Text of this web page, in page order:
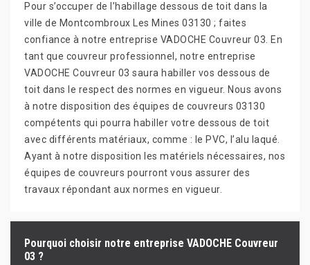
Pour s’occuper de l’habillage dessous de toit dans la
ville de Montcombroux Les Mines 03130 ; faites
confiance à notre entreprise VADOCHE Couvreur 03. En
tant que couvreur professionnel, notre entreprise
VADOCHE Couvreur 03 saura habiller vos dessous de
toit dans le respect des normes en vigueur. Nous avons
à notre disposition des équipes de couvreurs 03130
compétents qui pourra habiller votre dessous de toit
avec différents matériaux, comme : le PVC, l’alu laqué.
Ayant à notre disposition les matériels nécessaires, nos
équipes de couvreurs pourront vous assurer des
travaux répondant aux normes en vigueur.
Pourquoi choisir notre entreprise VADOCHE Couvreur
03 ?